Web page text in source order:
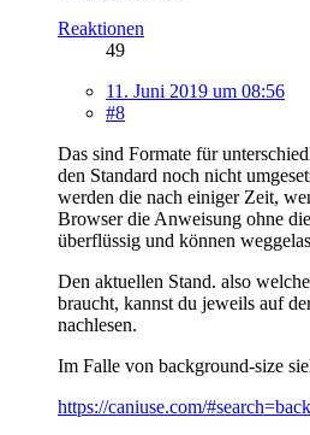
Reaktionen
49
11. Juni 2019 um 08:56
#8
Das sind Formate für
den Standard noch nicht
werden die nach einiger Zeit,
Browser die Anweisung ohne
überflüssig und können
Den aktuellen Stand. also
braucht, kannst du jeweils auf
nachlesen.
Im Falle von background-size
https://caniuse.com/